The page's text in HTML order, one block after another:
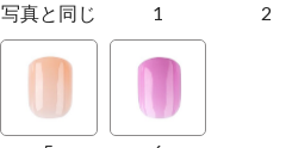
写真と同じ 1 2